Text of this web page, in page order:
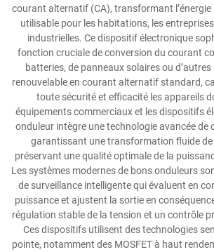
courant alternatif (CA), transformant l’énergie
utilisable pour les habitations, les
industrielles. Ce dispositif électronique
fonction cruciale de conversion du courant
batteries, de panneaux solaires ou d’autres
renouvelable en courant alternatif standard,
toute sécurité et efficacité les appareils
équipements commerciaux et les dispositifs
onduleur intègre une technologie avancée de
garantissant une transformation fluide de
préservant une qualité optimale de la
Les systèmes modernes de bons onduleurs
de surveillance intelligente qui évaluent en
puissance et ajustent la sortie en
régulation stable de la tension et un contrôle
Ces dispositifs utilisent des technologies
pointe, notamment des MOSFET à haut